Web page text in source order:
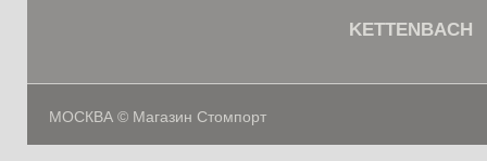
KETTENBACH
МОСКВА © Магазин Стомпорт